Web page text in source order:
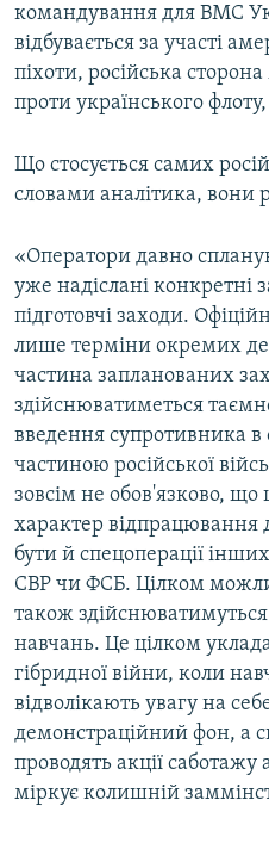
командування для ВМС
відбувається за участі
піхоти, російська
проти українського
Що стосується самих
словами аналітика, вони
«Оператори давно
уже надіслані конкретні
підготовчі заходи.
лише терміни окремих
частина запланованих
здійснюватиметься
введення супротивника
частиною російської
зовсім не обов'язково, що
характер відпрацювання
бути й спецоперації
СВР чи ФСБ. Цілком
також здійснюватимуться
навчань. Це цілком
гібридної війни, коли
відволікають увагу на
демонстраційний фон, а
проводять акції саботажу
міркує колишній